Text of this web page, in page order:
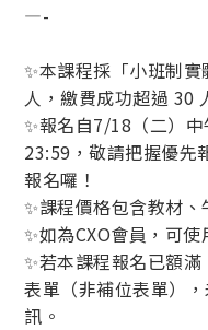
—-
✨本課程採「小班制
人，繳費成功超過 30
✨報名自7/18（二）
23:59，敬請把握優先
報名囉！
✨課程價格包含教材、
✨如為CXO會員，可
✨若本課程報名已額
表單（非補位表單）
訊。